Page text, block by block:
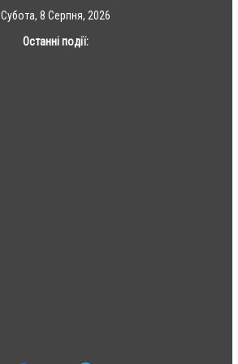
Субота, 8 Серпня, 2026
Останні події: